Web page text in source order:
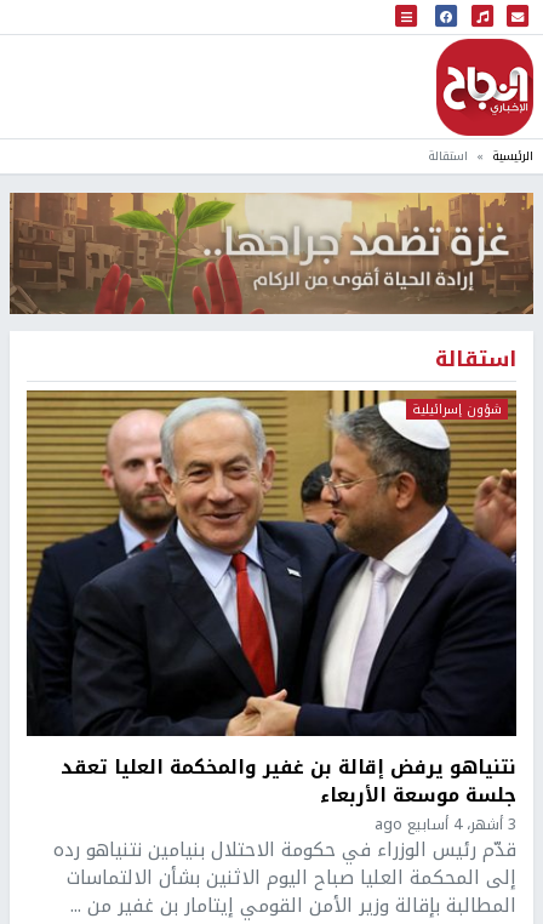
البث المباشر
إذاعة النجاح
الرئيسية استقالة
استقالة
شؤون إسرائيلية
نتنياهو يرفض إقالة بن غفير والمخكمة العليا تعقد
جلسة موسعة الأربعاء
3 أشهر، 4 أسابيع ago
قدّم رئيس الوزراء في حكومة الاحتلال بنيامين نتنياهو رده
إلى المحكمة العليا صباح اليوم الاثنين بشأن الالتماسات
المطالبة بإقالة وزير الأمن القومي إيتامار بن غفير من ...